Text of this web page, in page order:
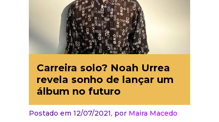
Carreira solo? Noah Urrea
revela sonho de lançar um
álbum no futuro
Postado em 12/07/2021, por Maira Macedo